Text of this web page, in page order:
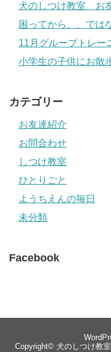
犬のしつけ教室 お
困ってから、、では
11月グループトレー
小学生の子供にお散
カテゴリー
お友達紹介
お問合わせ
しつけ教室
ひとりごと
ようちえんの毎日
未分類
Facebook
Copyright© 犬のしつけ教